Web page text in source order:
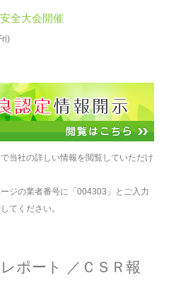
全大会開催
当社の詳しい情報を閲覧していただけ
ジの業者番号に「004303」とご入力
てください。
ポート ／ＣＳＲ報